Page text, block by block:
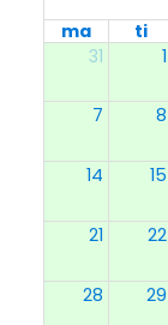
ma ti
31
1
7 8
14 15
21 22
28 29